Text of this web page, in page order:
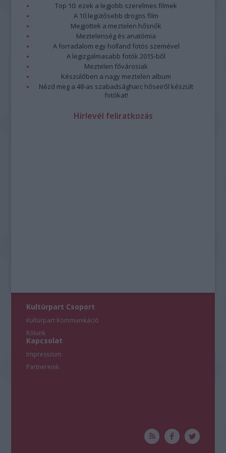
Top 10: ezek a legjobb szerelmes filmek
A 10 legütősebb drogos film
Megjöttek a meztelen hősnők
Meztelenség és anatómia
A forradalom egy holland fotós szemével
A legizgalmasabb fotók 2015-ből
Meztelen fővárosiak
Készülőben a nagy meztelen album
Nézd meg a 48-as szabadságharc hőseiről készült
fotókat!
Hírlevél feliratkozás
Kultúrpart Csoport
Kultúrpart Kommunikáció
Rólunk
Kapcsolat
Impresszum
Partnereink